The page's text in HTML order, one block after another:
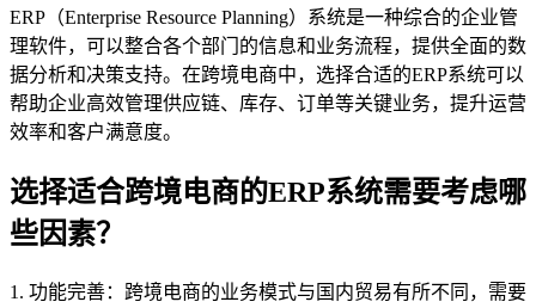
ERP（Enterprise Resource Planning）系统是一种综合的企业管
理软件，可以整合各个部门的信息和业务流程，提供全面的数
据分析和决策支持。在跨境电商中，选择合适的ERP系统可以
帮助企业高效管理供应链、库存、订单等关键业务，提升运营
效率和客户满意度。
选择适合跨境电商的ERP系统需要考虑哪
些因素？
1. 功能完善：跨境电商的业务模式与国内贸易有所不同，需要